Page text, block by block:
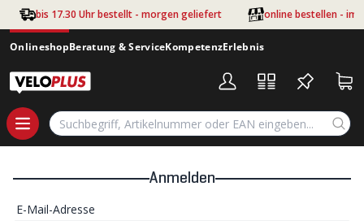
Zum Hauptinhalt springen
bis 17.30 Uhr bestellt - morgen geliefert online bestellen - im
OnlineshopBeratung & ServiceKompetenzErlebnis
Anmelden
E-Mail-Adresse